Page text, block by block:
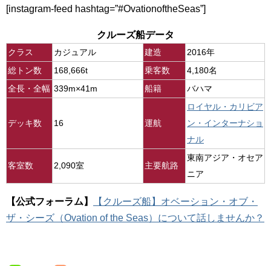
[instagram-feed hashtag=”#OvationoftheSeas”]
クルーズ船データ
クラス カジュアル 建造
2016年
総トン数
168,666t 乗客数
4,180名
全長・全幅 339m×41m 船籍 バハマ
デッキ数 16 運航
ロイヤル・カリビア
ン・インターナショ
ナル
客室数 2,090室 主要航路
東南アジア・オセア
ニア
【公式フォーラム】
【クルーズ船】オベーション・オブ・
ザ・シーズ（Ovation of the Seas）について話しませんか？